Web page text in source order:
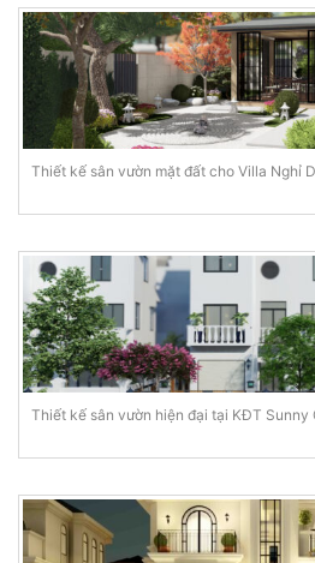
Thiết kế sân vườn mặt đất cho Villa Nghỉ
Thiết kế sân vườn hiện đại tại KĐT Sunny